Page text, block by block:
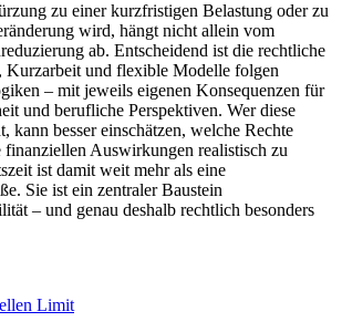
zu einer kurzfristigen Belastung oder zu
wird, hängt nicht allein vom
ab. Entscheidend ist die rechtliche
Kurzarbeit und flexible Modelle folgen
– mit jeweils eigenen Konsequenzen für
und berufliche Perspektiven. Wer diese
kann besser einschätzen, welche Rechte
finanziellen Auswirkungen realistisch zu
ist damit weit mehr als eine
Sie ist ein zentraler Baustein
– und genau deshalb rechtlich besonders
Limit